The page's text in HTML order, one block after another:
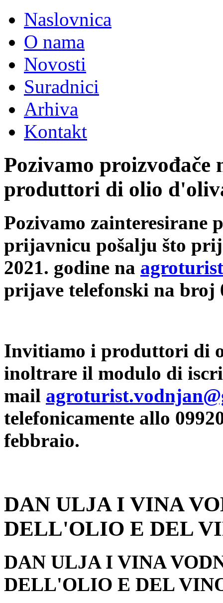
Naslovnica
O nama
Novosti
Suradnici
Arhiva
Kontakt
Pozivamo
produttori di olio
Pozivamo zainteresirane
prijavnicu pošalju što
2021. godine na
prijave telefonski na broj
Invitiamo i produttori di
inoltrare il modulo di
mail
telefonicamente allo
febbraio.
DAN ULJA I VINA
DELL'OLIO E DEL
DAN ULJA I VINA
DELL'OLIO E DEL